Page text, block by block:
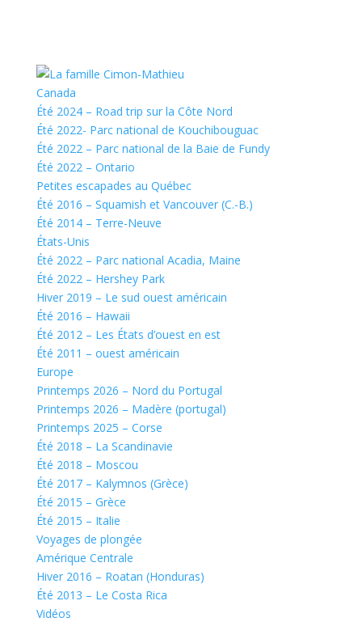
Canada
Été 2024 – Road trip sur la Côte Nord
Été 2022- Parc national de Kouchibouguac
Été 2022 – Parc national de la Baie de Fundy
Été 2022 – Ontario
Petites escapades au Québec
Été 2016 – Squamish et Vancouver (C.-B.)
Été 2014 – Terre-Neuve
États-Unis
Été 2022 – Parc national Acadia, Maine
Été 2022 – Hershey Park
Hiver 2019 – Le sud ouest américain
Été 2016 – Hawaii
Été 2012 – Les États d’ouest en est
Été 2011 – ouest américain
Europe
Printemps 2026 – Nord du Portugal
Printemps 2026 – Madère (portugal)
Printemps 2025 – Corse
Été 2018 – La Scandinavie
Été 2018 – Moscou
Été 2017 – Kalymnos (Grèce)
Été 2015 – Grèce
Été 2015 – Italie
Voyages de plongée
Amérique Centrale
Hiver 2016 – Roatan (Honduras)
Été 2013 – Le Costa Rica
Vidéos